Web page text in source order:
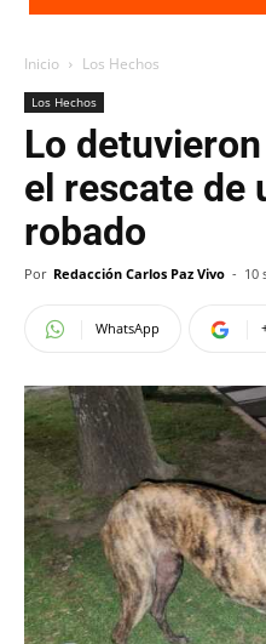
Inicio Los Hechos
Los Hechos
Lo
el rescate de
robado
Por Redacción Carlos Paz Vivo - 10
WhatsApp